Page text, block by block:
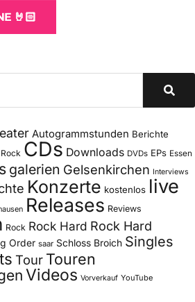
🤘🏻
Autogrammstunden Berichte
CDs Downloads DVDs EPs Essen
galerien Gelsenkirchen Interviews
Konzerte kostenlos live
Releases Reviews
Rock Rock Hard Rock Hard
Order saar Schloss Broich Singles
Tour Touren
Videos Vorverkauf YouTube